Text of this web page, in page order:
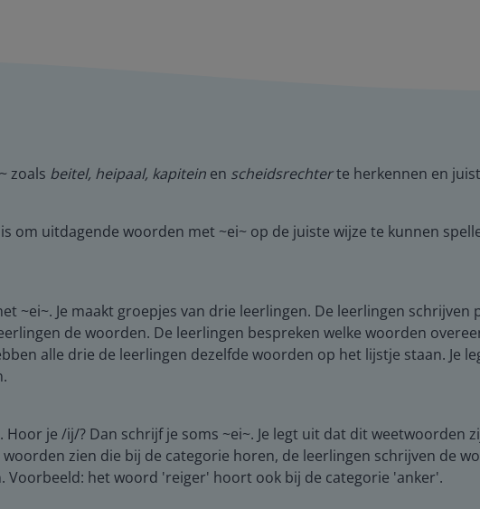
zoals beitel, heipaal, kapitein en scheidsrechterte herkennen en
om uitdagende woorden met ~ei~ op de juiste wijze te kunnen
~ei~. Je maakt groepjes van drie leerlingen. De leerlingen schrijven
de woorden. De leerlingen bespreken welke woorden
alle drie de leerlingen dezelfde woorden op het lijstje staan. Je
je /ij/? Dan schrijf je soms ~ei~. Je legt uit dat dit weetwoorden
zien die bij de categorie horen, de leerlingen schrijven de
Voorbeeld: het woord 'reiger' hoort ook bij de categorie 'anker'.